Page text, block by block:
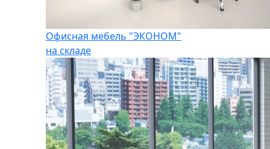
Офисная мебель "ЭКОНОМ"
на складе